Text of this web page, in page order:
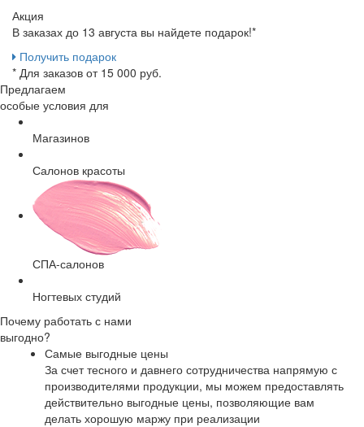
Акция
В заказах до 13 августа вы найдете подарок!*
Получить подарок
* Для заказов от 15 000 руб.
Предлагаем
особые условия для
Магазинов
Салонов красоты
СПА-салонов
Ногтевых студий
Почему работать с нами
выгодно?
Самые выгодные цены
За счет тесного и давнего сотрудничества напрямую с
производителями продукции, мы можем предоставлять
действительно выгодные цены, позволяющие вам
делать хорошую маржу при реализации